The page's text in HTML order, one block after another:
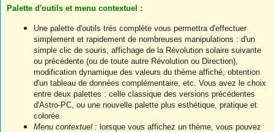
Palette d'outils et menu contextuel :
Une palette d'outils très complète vous permettra d'effectuer
simplement et rapidement de nombreuses manipulations : d'un
simple clic de souris, affichage de la Révolution solaire suivante
ou précédente (ou de toute autre Révolution ou Direction),
modification dynamique des valeurs du thème affiché, obtention
d'un tableau de données complémentaire, etc. Vous avez le choix
entre deux palettes : celle classique des versions précédentes
d'Astro-PC, ou une nouvelle palette plus esthétique, pratique et
colorée.
Menu contextuel : lorsque vous affichez un thème, vous pouvez